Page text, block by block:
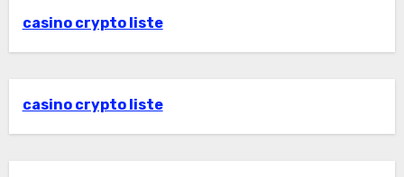
casino crypto liste
casino crypto liste